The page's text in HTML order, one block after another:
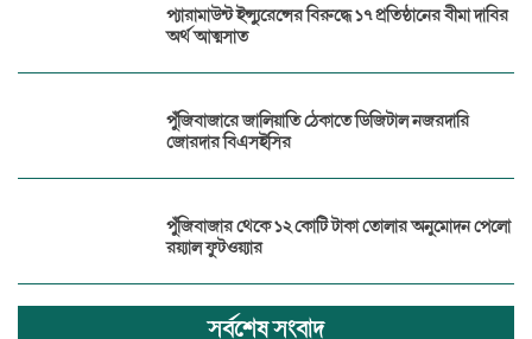
প্যারামাউন্ট ইন্স্যুরেন্সের বিরুদ্ধে ১৭ প্রতিষ্ঠানের বীমা দাবির
অর্থ আত্মসাত
পুঁজিবাজারে জালিয়াতি ঠেকাতে ডিজিটাল নজরদারি
জোরদার বিএসইসির
পুঁজিবাজার থেকে ১২ কোটি টাকা তোলার অনুমোদন পেলো
রয়্যাল ফুটওয়্যার
সর্বশেষ সংবাদ